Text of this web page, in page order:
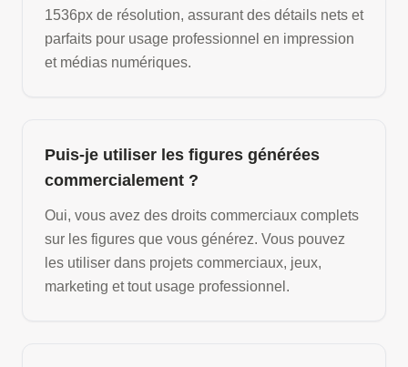
1536px de résolution, assurant des détails nets et
parfaits pour usage professionnel en impression
et médias numériques.
Puis-je utiliser les figures générées
commercialement ?
Oui, vous avez des droits commerciaux complets
sur les figures que vous générez. Vous pouvez
les utiliser dans projets commerciaux, jeux,
marketing et tout usage professionnel.